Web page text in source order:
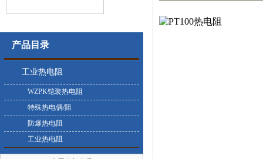
产品目录
工业热电阻
WZPK铠装热电阻
特殊热电偶/阻
防爆热电阻
工业热电阻